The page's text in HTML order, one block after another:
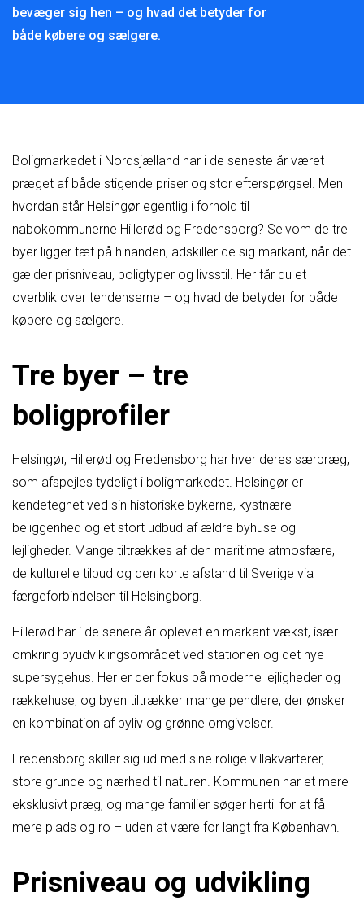
bevæger sig hen – og hvad det betyder for
både købere og sælgere.
Boligmarkedet i Nordsjælland har i de seneste år været
præget af både stigende priser og stor efterspørgsel. Men
hvordan står Helsingør egentlig i forhold til
nabokommunerne Hillerød og Fredensborg? Selvom de tre
byer ligger tæt på hinanden, adskiller de sig markant, når det
gælder prisniveau, boligtyper og livsstil. Her får du et
overblik over tendenserne – og hvad de betyder for både
købere og sælgere.
Tre byer – tre
boligprofiler
Helsingør, Hillerød og Fredensborg har hver deres særpræg,
som afspejles tydeligt i boligmarkedet. Helsingør er
kendetegnet ved sin historiske bykerne, kystnære
beliggenhed og et stort udbud af ældre byhuse og
lejligheder. Mange tiltrækkes af den maritime atmosfære,
de kulturelle tilbud og den korte afstand til Sverige via
færgeforbindelsen til Helsingborg.
Hillerød har i de senere år oplevet en markant vækst, især
omkring byudviklingsområdet ved stationen og det nye
supersygehus. Her er der fokus på moderne lejligheder og
rækkehuse, og byen tiltrækker mange pendlere, der ønsker
en kombination af byliv og grønne omgivelser.
Fredensborg skiller sig ud med sine rolige villakvarterer,
store grunde og nærhed til naturen. Kommunen har et mere
eksklusivt præg, og mange familier søger hertil for at få
mere plads og ro – uden at være for langt fra København.
Prisniveau og udvikling